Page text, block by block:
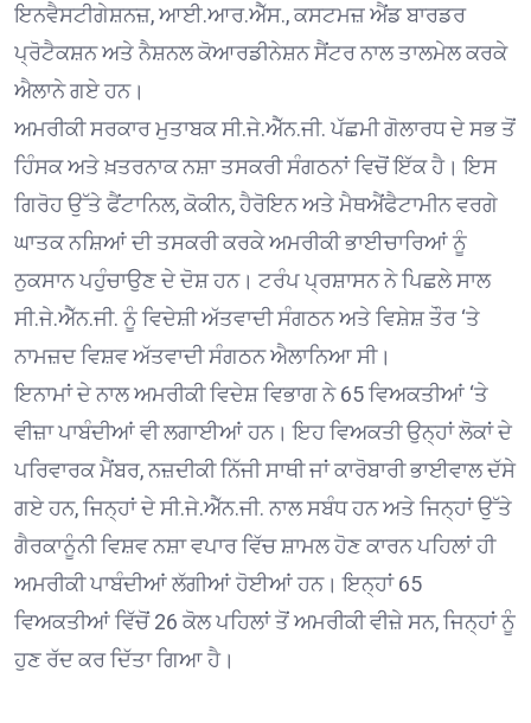
ਇਨਵੈਸਟੀਗੇਸ਼ਨਜ਼, ਆਈ.ਆਰ.ਐੱਸ., ਕਸਟਮਜ਼ ਐਂਡ ਬਾਰਡਰ
ਪ੍ਰੋਟੈਕਸ਼ਨ ਅਤੇ ਨੈਸ਼ਨਲ ਕੋਆਰਡੀਨੇਸ਼ਨ ਸੈਂਟਰ ਨਾਲ ਤਾਲਮੇਲ ਕਰਕੇ
ਐਲਾਨੇ ਗਏ ਹਨ।
ਅਮਰੀਕੀ ਸਰਕਾਰ ਮੁਤਾਬਕ ਸੀ.ਜੇ.ਐੱਨ.ਜੀ. ਪੱਛਮੀ ਗੋਲਾਰਧ ਦੇ ਸਭ ਤੋਂ
ਹਿੰਸਕ ਅਤੇ ਖ਼ਤਰਨਾਕ ਨਸ਼ਾ ਤਸਕਰੀ ਸੰਗਠਨਾਂ ਵਿਚੋਂ ਇੱਕ ਹੈ। ਇਸ
ਗਿਰੋਹ ਉੱਤੇ ਫੈਂਟਾਨਿਲ, ਕੋਕੀਨ, ਹੈਰੋਇਨ ਅਤੇ ਮੈਥਐਂਫੈਟਾਮੀਨ ਵਰਗੇ
ਘਾਤਕ ਨਸ਼ਿਆਂ ਦੀ ਤਸਕਰੀ ਕਰਕੇ ਅਮਰੀਕੀ ਭਾਈਚਾਰਿਆਂ ਨੂੰ
ਨੁਕਸਾਨ ਪਹੁੰਚਾਉਣ ਦੇ ਦੋਸ਼ ਹਨ। ਟਰੰਪ ਪ੍ਰਸ਼ਾਸਨ ਨੇ ਪਿਛਲੇ ਸਾਲ
ਸੀ.ਜੇ.ਐੱਨ.ਜੀ. ਨੂੰ ਵਿਦੇਸ਼ੀ ਅੱਤਵਾਦੀ ਸੰਗਠਨ ਅਤੇ ਵਿਸ਼ੇਸ਼ ਤੌਰ ‘ਤੇ
ਨਾਮਜ਼ਦ ਵਿਸ਼ਵ ਅੱਤਵਾਦੀ ਸੰਗਠਨ ਐਲਾਨਿਆ ਸੀ।
ਇਨਾਮਾਂ ਦੇ ਨਾਲ ਅਮਰੀਕੀ ਵਿਦੇਸ਼ ਵਿਭਾਗ ਨੇ 65 ਵਿਅਕਤੀਆਂ ‘ਤੇ
ਵੀਜ਼ਾ ਪਾਬੰਦੀਆਂ ਵੀ ਲਗਾਈਆਂ ਹਨ। ਇਹ ਵਿਅਕਤੀ ਉਨ੍ਹਾਂ ਲੋਕਾਂ ਦੇ
ਪਰਿਵਾਰਕ ਮੈਂਬਰ, ਨਜ਼ਦੀਕੀ ਨਿੱਜੀ ਸਾਥੀ ਜਾਂ ਕਾਰੋਬਾਰੀ ਭਾਈਵਾਲ ਦੱਸੇ
ਗਏ ਹਨ, ਜਿਨ੍ਹਾਂ ਦੇ ਸੀ.ਜੇ.ਐੱਨ.ਜੀ. ਨਾਲ ਸਬੰਧ ਹਨ ਅਤੇ ਜਿਨ੍ਹਾਂ ਉੱਤੇ
ਗੈਰਕਾਨੂੰਨੀ ਵਿਸ਼ਵ ਨਸ਼ਾ ਵਪਾਰ ਵਿੱਚ ਸ਼ਾਮਲ ਹੋਣ ਕਾਰਨ ਪਹਿਲਾਂ ਹੀ
ਅਮਰੀਕੀ ਪਾਬੰਦੀਆਂ ਲੱਗੀਆਂ ਹੋਈਆਂ ਹਨ। ਇਨ੍ਹਾਂ 65
ਵਿਅਕਤੀਆਂ ਵਿੱਚੋਂ 26 ਕੋਲ ਪਹਿਲਾਂ ਤੋਂ ਅਮਰੀਕੀ ਵੀਜ਼ੇ ਸਨ, ਜਿਨ੍ਹਾਂ ਨੂੰ
ਹੁਣ ਰੱਦ ਕਰ ਦਿੱਤਾ ਗਿਆ ਹੈ।